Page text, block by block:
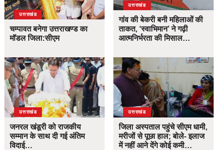
उत्तराखंड
चम्पावत बनेगा उत्तराखण्ड का
मॉडल जिला:सीएम
उत्तराखंड
जनरल खंडूरी को राजकीय
सम्मान के साथ दी गई अंतिम
विदाई…
उत्तराखंड
गांव की बेकरी बनी महिलाओं की
ताकत, ‘स्वाभिमान’ ने गढ़ी
आत्मनिर्भरता की मिसाल…
उत्तराखंड
जिला अस्पताल पहुंचे सीएम धामी,
मरीजों से पूछा हाल; बोले- इलाज
में नहीं आने देंगे कोई कमी…